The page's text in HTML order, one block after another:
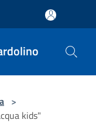
>
kids"